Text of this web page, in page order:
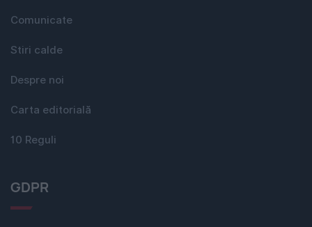
Comunicate
Stiri calde
Despre noi
Carta editorială
10 Reguli
GDPR